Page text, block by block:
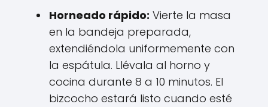
Horneado rápido: Vierte la masa
en la bandeja preparada,
extendiéndola uniformemente con
la espátula. Llévala al horno y
cocina durante 8 a 10 minutos. El
bizcocho estará listo cuando esté